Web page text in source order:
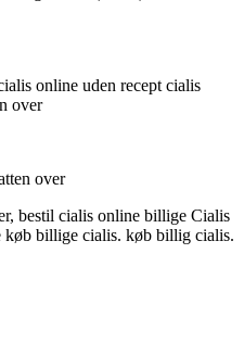
online uden recept cialis
over
over
bestil cialis online billige Cialis
køb billige cialis. køb billig cialis.